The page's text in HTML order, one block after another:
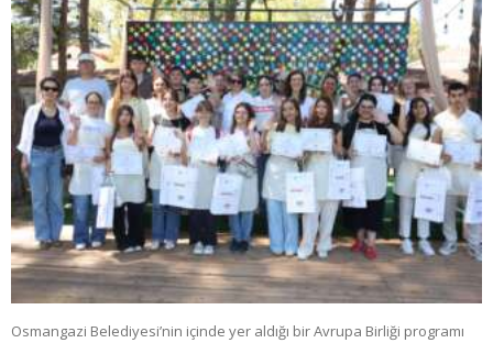
Osmangazi Belediyesi’nin içinde yer aldığı bir Avrupa Birliği programı